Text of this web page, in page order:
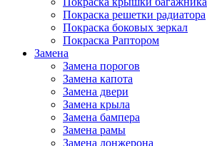
Покраска решетки радиатора
Покраска боковых зеркал
Покраска Раптором
Замена
Замена порогов
Замена капота
Замена двери
Замена крыла
Замена бампера
Замена рамы
Замена лонжерона